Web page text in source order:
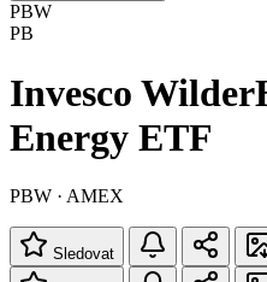
PBW
PB
Invesco
Energy ETF
PBW · AMEX
Sledovat